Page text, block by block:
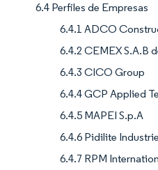
6.4 Perfiles de Empresas
6.4.1 ADCO
6.4.2 CEMEX S.A.B
6.4.3 CICO Group
6.4.4 GCP Applied
6.4.5 MAPEI S.p.A
6.4.6 Pidilite
6.4.7 RPM